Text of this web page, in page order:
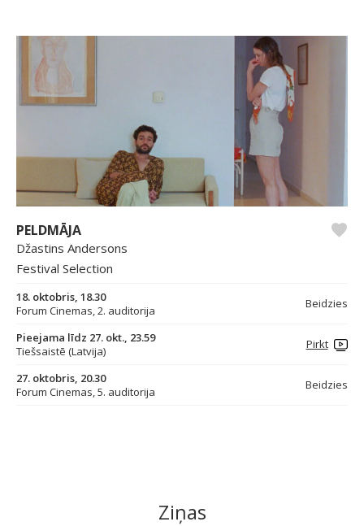
PELDMĀJA
Džastins Andersons
Festival Selection
18. oktobris, 18.30
Forum Cinemas, 2. auditorija
Beidzies
Pieejama līdz 27. okt., 23.59
Tiešsaistē (Latvija)
Pirkt
27. oktobris, 20.30
Forum Cinemas, 5. auditorija
Beidzies
Ziņas